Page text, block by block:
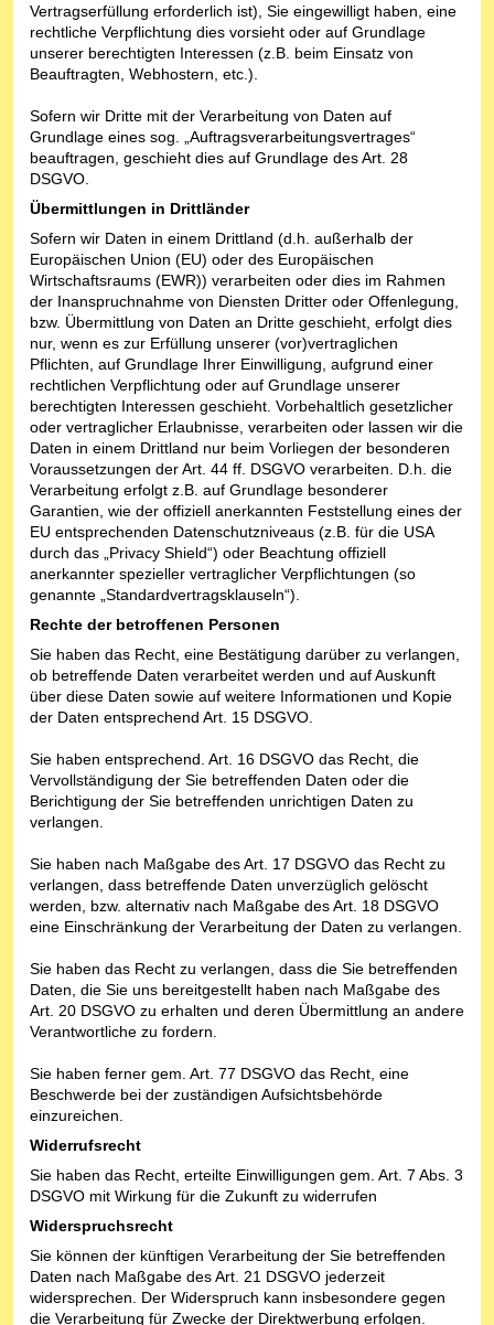
Vertragserfüllung erforderlich ist), Sie eingewilligt haben, eine
rechtliche Verpflichtung dies vorsieht oder auf Grundlage
unserer berechtigten Interessen (z.B. beim Einsatz von
Beauftragten, Webhostern, etc.).
Sofern wir Dritte mit der Verarbeitung von Daten auf
Grundlage eines sog. „Auftragsverarbeitungsvertrages“
beauftragen, geschieht dies auf Grundlage des Art. 28
DSGVO.
Übermittlungen in Drittländer
Sofern wir Daten in einem Drittland (d.h. außerhalb der
Europäischen Union (EU) oder des Europäischen
Wirtschaftsraums (EWR)) verarbeiten oder dies im Rahmen
der Inanspruchnahme von Diensten Dritter oder Offenlegung,
bzw. Übermittlung von Daten an Dritte geschieht, erfolgt dies
nur, wenn es zur Erfüllung unserer (vor)vertraglichen
Pflichten, auf Grundlage Ihrer Einwilligung, aufgrund einer
rechtlichen Verpflichtung oder auf Grundlage unserer
berechtigten Interessen geschieht. Vorbehaltlich gesetzlicher
oder vertraglicher Erlaubnisse, verarbeiten oder lassen wir die
Daten in einem Drittland nur beim Vorliegen der besonderen
Voraussetzungen der Art. 44 ff. DSGVO verarbeiten. D.h. die
Verarbeitung erfolgt z.B. auf Grundlage besonderer
Garantien, wie der offiziell anerkannten Feststellung eines der
EU entsprechenden Datenschutzniveaus (z.B. für die USA
durch das „Privacy Shield“) oder Beachtung offiziell
anerkannter spezieller vertraglicher Verpflichtungen (so
genannte „Standardvertragsklauseln“).
Rechte der betroffenen Personen
Sie haben das Recht, eine Bestätigung darüber zu verlangen,
ob betreffende Daten verarbeitet werden und auf Auskunft
über diese Daten sowie auf weitere Informationen und Kopie
der Daten entsprechend Art. 15 DSGVO.
Sie haben entsprechend. Art. 16 DSGVO das Recht, die
Vervollständigung der Sie betreffenden Daten oder die
Berichtigung der Sie betreffenden unrichtigen Daten zu
verlangen.
Sie haben nach Maßgabe des Art. 17 DSGVO das Recht zu
verlangen, dass betreffende Daten unverzüglich gelöscht
werden, bzw. alternativ nach Maßgabe des Art. 18 DSGVO
eine Einschränkung der Verarbeitung der Daten zu verlangen.
Sie haben das Recht zu verlangen, dass die Sie betreffenden
Daten, die Sie uns bereitgestellt haben nach Maßgabe des
Art. 20 DSGVO zu erhalten und deren Übermittlung an andere
Verantwortliche zu fordern.
Sie haben ferner gem. Art. 77 DSGVO das Recht, eine
Beschwerde bei der zuständigen Aufsichtsbehörde
einzureichen.
Widerrufsrecht
Sie haben das Recht, erteilte Einwilligungen gem. Art. 7 Abs. 3
DSGVO mit Wirkung für die Zukunft zu widerrufen
Widerspruchsrecht
Sie können der künftigen Verarbeitung der Sie betreffenden
Daten nach Maßgabe des Art. 21 DSGVO jederzeit
widersprechen. Der Widerspruch kann insbesondere gegen
die Verarbeitung für Zwecke der Direktwerbung erfolgen.